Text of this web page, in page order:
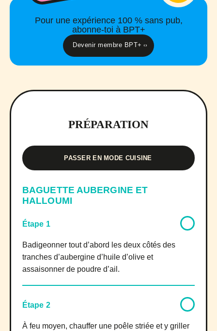
Pour une expérience 100 % sans pub,
abonne-toi à BPT+
Devenir membre BPT+
PRÉPARATION
PASSER EN MODE CUISINE
BAGUETTE AUBERGINE ET
HALLOUMI
Étape 1
Badigeonner tout d’abord les deux côtés des
tranches d’aubergine d’huile d’olive et
assaisonner de poudre d’ail.
Étape 2
À feu moyen, chauffer une poêle striée et y griller